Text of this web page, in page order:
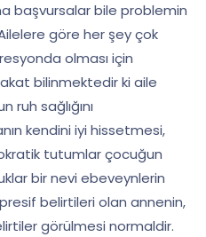
başvursalar bile problemin
göre her şey çok
olması için
bilinmektedir ki aile
sağlığını
kendini iyi hissetmesi,
tutumlar çocuğun
bir nevi ebeveynlerin
belirtileri olan annenin,
görülmesi normaldir.